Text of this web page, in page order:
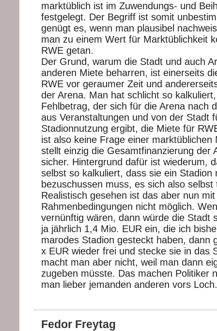
marktüblich ist im Zuwendungs- und
festgelegt. Der Begriff ist somit
genügt es, wenn man plausibel
man zu einem Wert für Marktüblichkeit
RWE getan.
Der Grund, warum die Stadt und auch
anderen Miete beharren, ist einerseits
RWE vor geraumer Zeit und
der Arena. Man hat schlicht so
Fehlbetrag, der sich für die Arena nach
aus Veranstaltungen und von der Stadt
Stadionnutzung ergibt, die Miete für
ist also keine Frage einer marktüblichen
stellt einzig die Gesamtfinanzierung der
sicher. Hintergrund dafür ist wiederum,
selbst so kalkuliert, dass sie ein Stadion
bezuschussen muss, es sich also selbst
Realistisch gesehen ist das aber nun
Rahmenbedingungen nicht möglich.
vernünftig wären, dann würde die Stadt
ja jährlich 1,4 Mio. EUR ein, die ich
marodes Stadion gesteckt haben, dann
x EUR wieder frei und stecke sie in das
macht man aber nicht, weil man dann
zugeben müsste. Das machen Politiker
man lieber jemanden anderen vors Loch.
Fedor Freytag